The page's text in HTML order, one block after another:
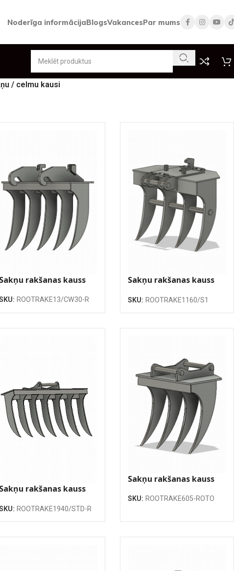
Noderīga informācijaBlogsVakancesPar mums
/ celmu kausi
Sakņu rakšanas kauss
ROOTRAKE13/CW30-R
Sakņu rakšanas kauss
SKU: ROOTRAKE1160/S1
Sakņu rakšanas kauss
ROOTRAKE1940/STD-R
Sakņu rakšanas kauss
SKU:ROOTRAKE605-ROTO